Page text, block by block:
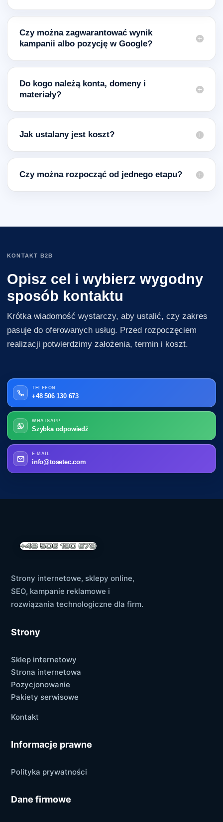
Czy można zagwarantować wynik
kampanii albo pozycję w Google?
Do kogo należą konta, domeny i
materiały?
Jak ustalany jest koszt?
Czy można rozpocząć od jednego etapu?
KONTAKT B2B
Opisz cel i wybierz wygodny
sposób kontaktu
Krótka wiadomość wystarczy, aby ustalić, czy zakres
pasuje do oferowanych usług. Przed rozpoczęciem
realizacji potwierdzimy założenia, termin i koszt.
TELEFON
+48 506 130 673
WHATSAPP
Szybka odpowiedź
E-MAIL
info@tosetec.com
Strony internetowe, sklepy online,
SEO, kampanie reklamowe i
rozwiązania technologiczne dla firm.
Strony
Sklep internetowy
Strona internetowa
Pozycjonowanie
Pakiety serwisowe
Kontakt
Informacje prawne
Polityka prywatności
Dane firmowe